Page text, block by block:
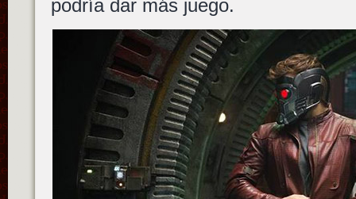
podría dar más juego.